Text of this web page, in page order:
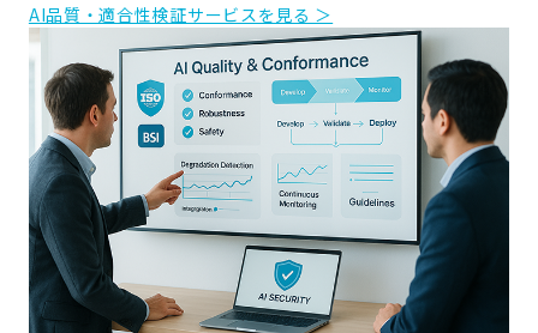
AI品質・適合性検証サービスを見る ＞